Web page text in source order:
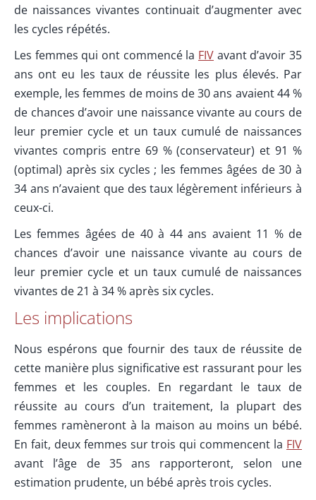
de naissances vivantes continuait d’augmenter avec
les cycles répétés.
Les femmes qui ont commencé la FIV avant d’avoir 35
ans ont eu les taux de réussite les plus élevés. Par
exemple, les femmes de moins de 30 ans avaient 44 %
de chances d’avoir une naissance vivante au cours de
leur premier cycle et un taux cumulé de naissances
vivantes compris entre 69 % (conservateur) et 91 %
(optimal) après six cycles ; les femmes âgées de 30 à
34 ans n’avaient que des taux légèrement inférieurs à
ceux-ci.
Les femmes âgées de 40 à 44 ans avaient 11 % de
chances d’avoir une naissance vivante au cours de
leur premier cycle et un taux cumulé de naissances
vivantes de 21 à 34 % après six cycles.
Les implications
Nous espérons que fournir des taux de réussite de
cette manière plus significative est rassurant pour les
femmes et les couples. En regardant le taux de
réussite au cours d’un traitement, la plupart des
femmes ramèneront à la maison au moins un bébé.
En fait, deux femmes sur trois qui commencent la FIV
avant l’âge de 35 ans rapporteront, selon une
estimation prudente, un bébé après trois cycles.